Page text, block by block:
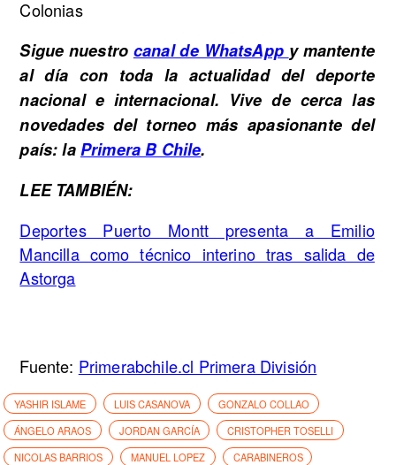
Colonias
Sigue nuestro canal de WhatsApp y mantente
al día con toda la actualidad del deporte
nacional e internacional. Vive de cerca las
novedades del torneo más apasionante del
país: laPrimera B Chile.
LEE TAMBIÉN:
Deportes Puerto Montt presenta a Emilio
Mancilla como técnico interino tras salida de
Astorga
Fuente: Primerabchile.cl Primera División
YASHIR ISLAME LUIS CASANOVA
GONZALO COLLAO
ÁNGELO ARAOS
JORDAN GARCÍA
CRISTOPHER TOSELLI
NICOLAS BARRIOS
MANUEL LOPEZ
CARABINEROS